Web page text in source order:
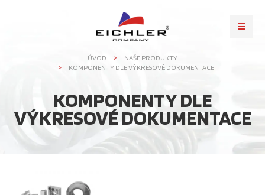
ÚVOD
NAŠE PRODUKTY
KOMPONENTY DLE VÝKRESOVÉ DOKUMENTACE
KOMPONENTY DLE
VÝKRESOVÉ DOKUMENTACE